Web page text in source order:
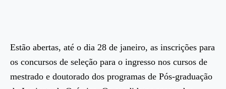
Estão abertas, até o dia 28 de janeiro, as inscrições para
os concursos de seleção para o ingresso nos cursos de
mestrado e doutorado dos programas de Pós-graduação